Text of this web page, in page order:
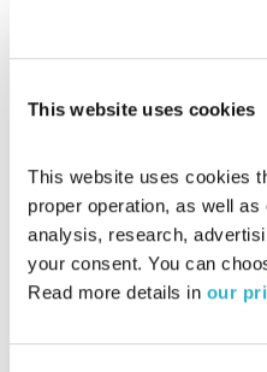
This website uses cookies
This website uses cookies
proper operation, as well
analysis, research,
your consent. You can
Read more details in our
נוימן ואסף עזריה, והפעם –